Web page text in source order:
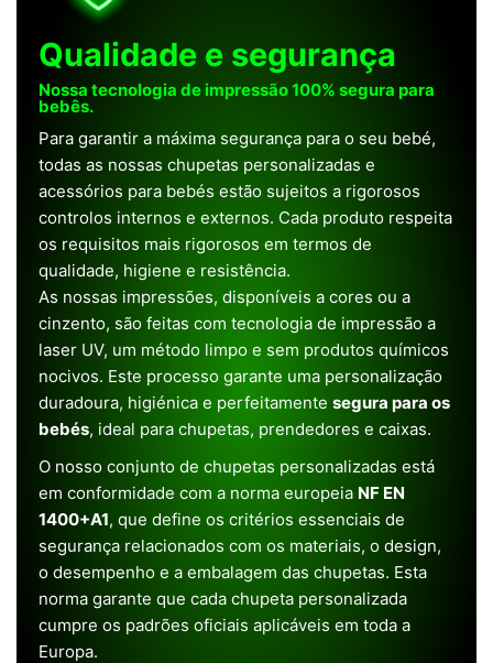
Qualidade e segurança
Nossa tecnologia de impressão 100% segura para
bebês.
Para garantir a máxima segurança para o seu bebé,
todas as nossas chupetas personalizadas e
acessórios para bebés estão sujeitos a rigorosos
controlos internos e externos. Cada produto respeita
os requisitos mais rigorosos em termos de
qualidade, higiene e resistência.
As nossas impressões, disponíveis a cores ou a
cinzento, são feitas com tecnologia de impressão a
laser UV, um método limpo e sem produtos químicos
nocivos. Este processo garante uma personalização
duradoura, higiénica e perfeitamente segura para os
bebés, ideal para chupetas, prendedores e caixas.
O nosso conjunto de chupetas personalizadas está
em conformidade com a norma europeia NF EN
1400+A1, que define os critérios essenciais de
segurança relacionados com os materiais, o design,
o desempenho e a embalagem das chupetas. Esta
norma garante que cada chupeta personalizada
cumpre os padrões oficiais aplicáveis em toda a
Europa.